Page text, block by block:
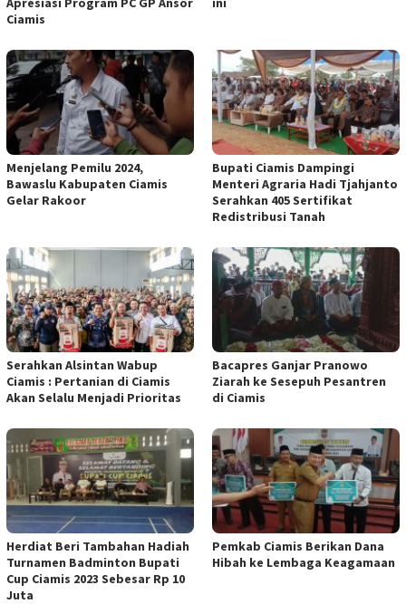
Ciamis
Menjelang Pemilu 2024,
Bawaslu Kabupaten Ciamis
Gelar Rakoor
Bupati Ciamis Dampingi
Menteri Agraria Hadi Tjahjanto
Serahkan 405 Sertifikat
Redistribusi Tanah
Serahkan Alsintan Wabup
Ciamis : Pertanian di Ciamis
Akan Selalu Menjadi Prioritas
Bacapres Ganjar Pranowo
Ziarah ke Sesepuh Pesantren
di Ciamis
Herdiat Beri Tambahan Hadiah
Turnamen Badminton Bupati
Cup Ciamis 2023 Sebesar Rp 10
Juta
Pemkab Ciamis Berikan Dana
Hibah ke Lembaga Keagamaan